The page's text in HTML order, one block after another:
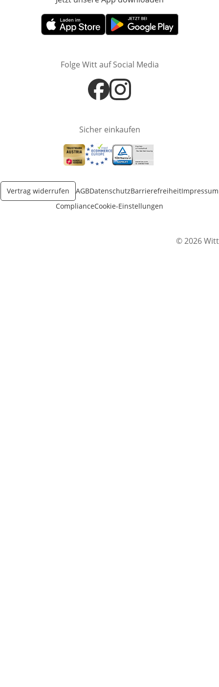
Öffnet in neuem FensterÖffnet in neuem Fenster
Folge Witt auf Social Media
Öffnet in neuem Fenster
Öffnet in neuem Fenster
Sicher einkaufen
Öffnet in neuem Fenster
Öffnet in neuem Fenster
Öffnet in neuem Fenster
Vertrag widerrufen AGBDatenschutzBarrierefreiheitImpressum
ComplianceCookie-Einstellungen
© 2026 Witt